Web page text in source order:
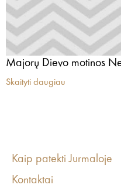
Skaityti daugiau
Kaip patekti Jurmaloje
Kontaktai